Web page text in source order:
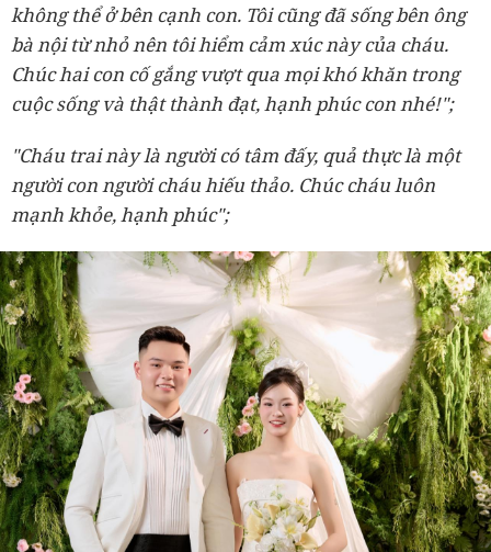
không thể ở bên cạnh con. Tôi cũng đã sống bên ông
bà nội từ nhỏ nên tôi hiểm cảm xúc này của cháu.
Chúc hai con cố gắng vượt qua mọi khó khăn trong
cuộc sống và thật thành đạt, hạnh phúc con nhé!";
"Cháu trai này là người có tâm đấy, quả thực là một
người con người cháu hiếu thảo. Chúc cháu luôn
mạnh khỏe, hạnh phúc";